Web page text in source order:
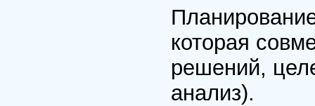
которая
решений,
анализ).